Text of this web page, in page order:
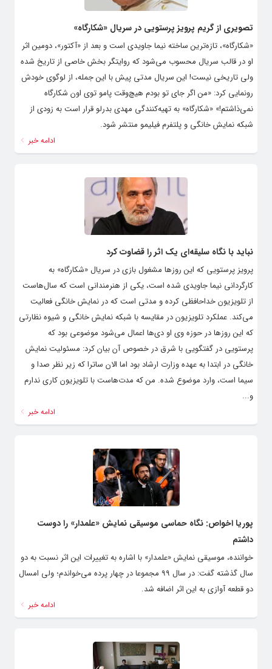
تصویری از گریم پرویز پرستویی در سریال «شکارگاه»
«شکارگاه»، تازه‌ترین ساخته نیما جاویدی است و بعد از «آکتور»، دومین اثر
او در قالب سریال محسوب می‌شود که روایتگر بخش خاصی از تاریخ شده
ولی تاریخی نیست! این سریال مدتی پیش با این جمله، از لوگوی خودش
رونمایی کرد: «من اگر جای تو بودم هیچ‌وقت پامو توی اون شکارگاه
نمی‌ذاشتم!» «شکارگاه» به تهیه‌کنندگی مهدی بدرلو قرار است به زودی از
شبکه نمایش خانگی و پلتفرم فیلیمو منتشر شود.
ادامه خبر
نباید با نگاه سلیقه‌ای یک اثر را قضاوت کرد
پرویز پرستویی که این روزها مشغول بازی در سریال «شکارگاه» به
کارگردانی نیما جاویدی شده است، یکی از هنرمندانی است که سال‌هاست
از تلویزیون خداحافظی کرده و مدتی است که در نمایش خانگی فعالیت
می‌کند. عملکرد تلویزیون در مقایسه با شبکه نمایش خانگی و شیوه نظارتی
که این روزها در حوزه وی او دی‌ها اعمال می‌شود موضوعی بود که
پرستویی در گفتگویی با شرق در خصوص آن بیان کرد: مسئولیت نمایش
خانگی در ابتدا به عهده وزارت ارشاد بود اما الان ساترا که زیر نظر صدا و
سیما است، وارد موضوع شده. من که مدت‌هاست با تلویزیون کاری ندارم
و...
ادامه خبر
پوریا اخواص: نگاه حماسی‌ موسیقی نمایش «علمدار» را دوست
داشتم
خواننده، موسیقی نمایش «علمدار» با اشاره به تغییرات این اثر نسبت به دو
سال گذشته گفت: در سال ۹۹ مجموعا در چهار پرده می‌خواندم؛ ولی امسال
دو قطعه آوازی به این اثر اضافه شد.
ادامه خبر